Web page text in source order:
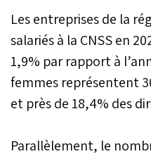
Les entreprises de la
salariés à la CNSS en
1,9% par rapport à
femmes représentent
et près de 18,4% des
Parallèlement, le